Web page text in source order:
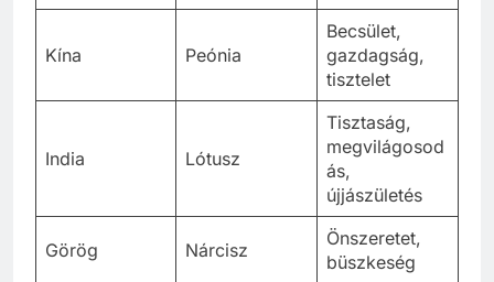
Kína Peónia
Becsület,
gazdagság,
tisztelet
India Lótusz
Tisztaság,
megvilágosod
ás,
újjászületés
Görög Nárcisz
Önszeretet,
büszkeség